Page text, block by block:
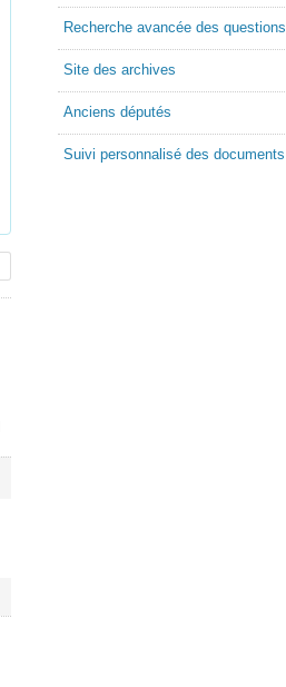
Recherche avancée des questions
Site des archives
Anciens députés
Suivi personnalisé des documents